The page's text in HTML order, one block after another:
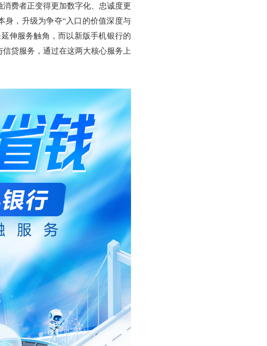
费者正变得更加数字化、忠诚度更
身，升级为争夺“入口的价值深度与
伸服务触角，而以新版手机银行的
贷服务，通过在这两大核心服务上